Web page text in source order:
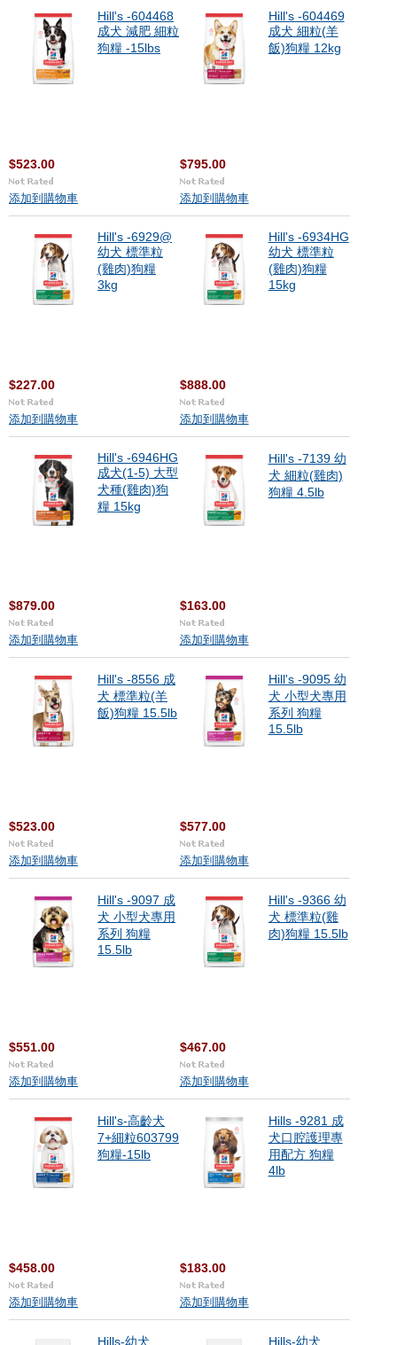
Hill's -604468
成犬 減肥 細粒
狗糧 -15lbs
$523.00
添加到購物車
Hill's -604469
成犬 細粒(羊
飯)狗糧 12kg
$795.00
添加到購物車
Hill's -6929@
幼犬 標準粒
(雞肉)狗糧
3kg
$227.00
添加到購物車
Hill's -6934HG
幼犬 標準粒
(雞肉)狗糧
15kg
$888.00
添加到購物車
Hill's -6946HG
成犬(1-5) 大型
犬種(雞肉)狗
糧 15kg
$879.00
添加到購物車
Hill's -7139 幼
犬 細粒(雞肉)
狗糧 4.5lb
$163.00
添加到購物車
Hill's -8556 成
犬 標準粒(羊
飯)狗糧 15.5lb
$523.00
添加到購物車
Hill's -9095 幼
犬 小型犬專用
系列 狗糧
15.5lb
$577.00
添加到購物車
Hill's -9097 成
犬 小型犬專用
系列 狗糧
15.5lb
$551.00
添加到購物車
Hill's -9366 幼
犬 標準粒(雞
肉)狗糧 15.5lb
$467.00
添加到購物車
Hill's-高齡犬
7+細粒603799
狗糧-15lb
$458.00
添加到購物車
Hills -9281 成
犬口腔護理專
用配方 狗糧
4lb
$183.00
添加到購物車
Hills-幼犬 Hills-幼犬